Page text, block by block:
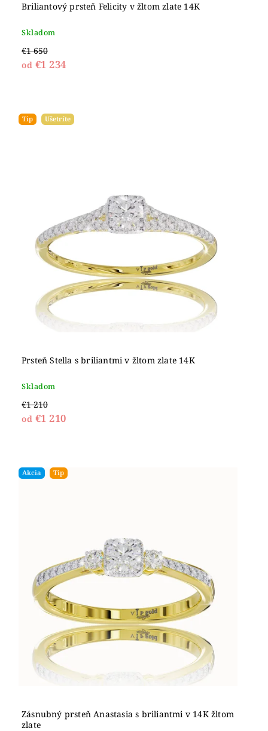
Briliantový prsteň Felicity v žltom zlate 14K
Skladom
€1 650
od €1 234
Tip Ušetríte
Prsteň Stella s briliantmi v žltom zlate 14K
Skladom
€1 210
od €1 210
Akcia Tip
Zásnubný prsteň Anastasia s briliantmi v 14K žltom
zlate